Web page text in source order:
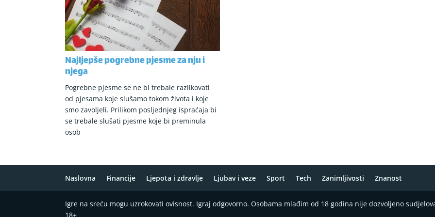
Najljepše pogrebne pjesme za nju i
njega
Pogrebne pjesme se ne bi trebale razlikovati
od pjesama koje slušamo tokom života i koje
smo zavoljeli. Prilikom posljednjeg ispraćaja bi
se trebale slušati pjesme koje bi preminula
osob
Naslovna Financije Ljepota i zdravlje Ljubav i veze Sport Tech Zanimljivosti Znanost
Igre na sreću mogu uzrokovati ovisnost. Igraj odgovorno. Osobama mlađim od 18 godina nije dozvoljeno
18+